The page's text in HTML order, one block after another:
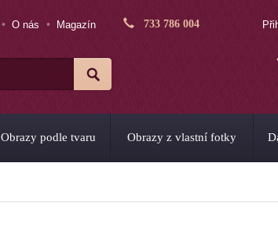
O nás
Magazín
733 786 004
Obrazy podle tvaru Obrazy z vlastní fotky